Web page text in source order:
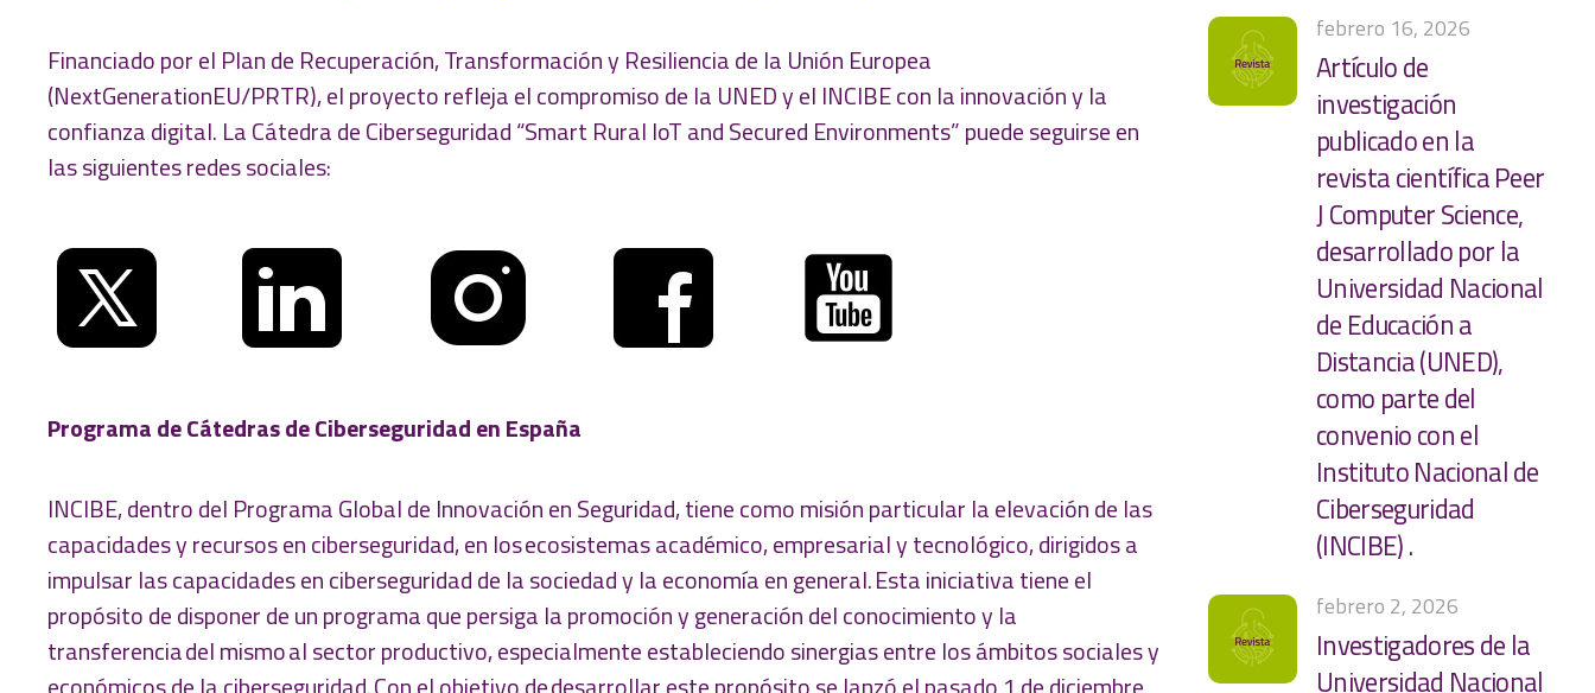
Financiado por el Plan de Recuperación, Transformación y Resiliencia de la Unión Europea
(NextGenerationEU/PRTR), el proyecto refleja el compromiso de la UNED y el INCIBE con la innovación y la
confianza digital. La Cátedra de Ciberseguridad “Smart Rural IoT and Secured Environments” puede seguirse en
las siguientes redes sociales:
Programa de Cátedras de Ciberseguridad en España
INCIBE, dentro del Programa Global de Innovación en Seguridad, tiene como misión particular la elevación de las
capacidades y recursos en ciberseguridad, en los ecosistemas académico, empresarial y tecnológico, dirigidos a
impulsar las capacidades en ciberseguridad de la sociedad y la economía en general. Esta iniciativa tiene el
propósito de disponer de un programa que persiga la promoción y generación del conocimiento y la
transferencia del mismo al sector productivo, especialmente estableciendo sinergias entre los ámbitos sociales y
Artículo de
investigación
publicado en la
revista científica Peer
J Computer Science,
desarrollado por la
Universidad Nacional
de Educación a
Distancia (UNED),
como parte del
convenio con el
Instituto Nacional de
Ciberseguridad
(INCIBE) .
febrero 16, 2026
Investigadores de la
Universidad Nacional
febrero 2, 2026